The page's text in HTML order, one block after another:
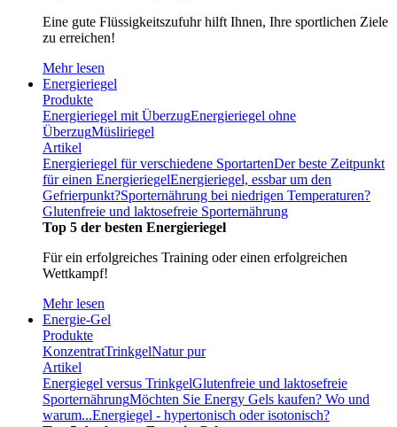
Eine gute Flüssigkeitszufuhr hilft Ihnen, Ihre sportlichen Ziele
zu erreichen!
Mehr lesen
Energieriegel
Produkte
Energieriegel mit ÜberzugEnergieriegel ohne
ÜberzugMüsliriegel
Artikel
Energieriegel für verschiedene SportartenDer beste Zeitpunkt
für einen EnergieriegelEnergieriegel, essbar um den
Gefrierpunkt?Sporternährung bei niedrigen Temperaturen?
Glutenfreie und laktosefreie Sporternährung
Top 5 der besten Energieriegel
Für ein erfolgreiches Training oder einen erfolgreichen
Wettkampf!
Mehr lesen
Energie-Gel
Produkte
KonzentratTrinkgelNatur pur
Artikel
Energiegel versus TrinkgelGlutenfreie und laktosefreie
SporternährungMöchten Sie Energy Gels kaufen? Wo und
warum...Energiegel - hypertonisch oder isotonisch?